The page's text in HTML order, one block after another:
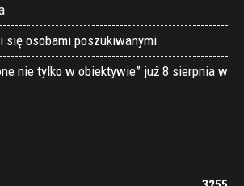
się osobami poszukiwanymi
nie tylko w obiektywie” już 8 sierpnia w